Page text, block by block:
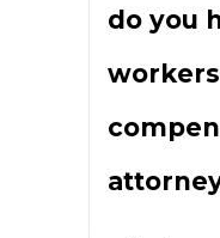
do you
workers